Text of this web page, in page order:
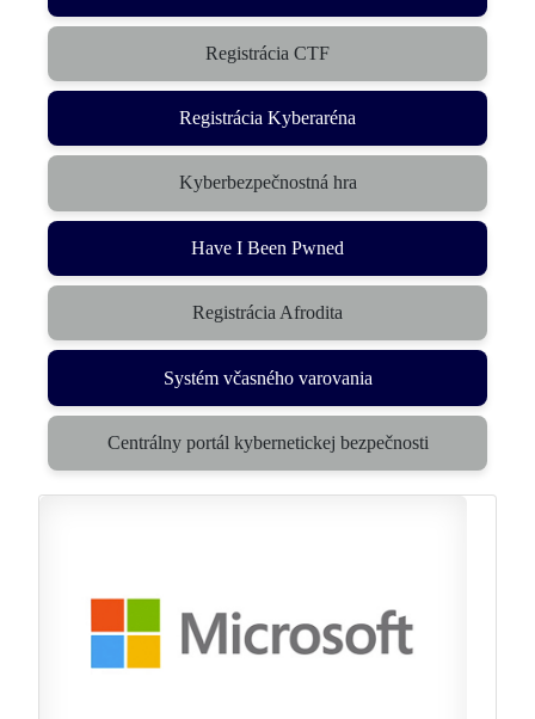
Registrácia CTF
(otvorí sa v novom okne)
Registrácia Kyberaréna
Kyberbezpečnostná hra
(otvorí sa v novom okne)
Have I Been Pwned
Registrácia Afrodita
Systém včasného varovania
(otvorí sa v novom okne)
Centrálny portál kybernetickej bezpečnosti
(otvorí sa v novom okne)